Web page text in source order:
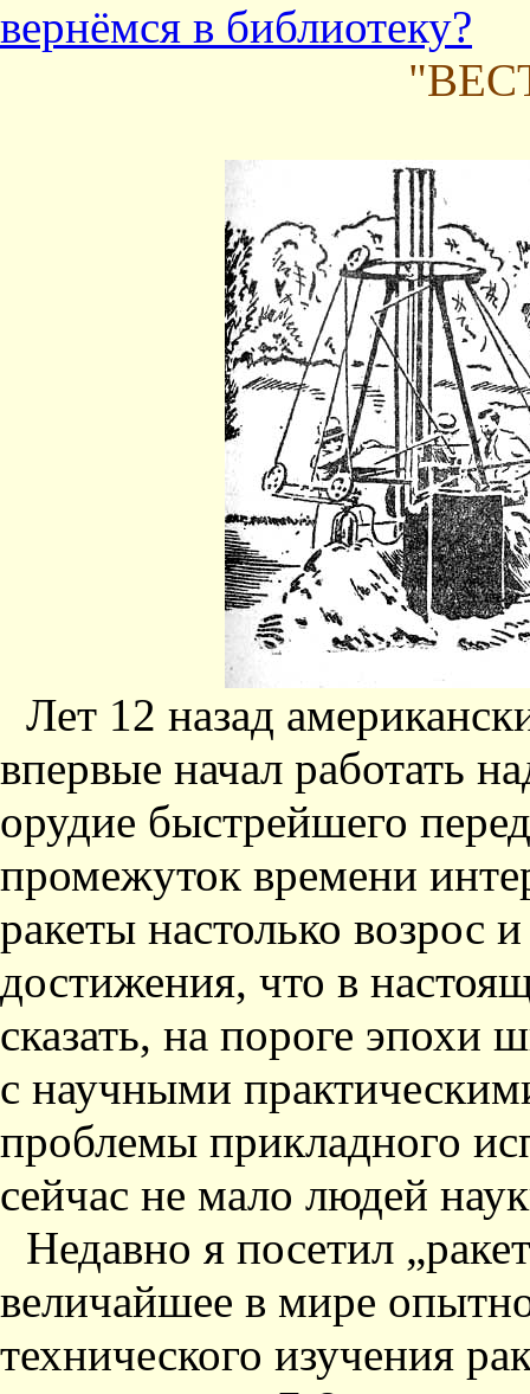
вернёмся в библиотеку?
Лет 12 назад
впервые начал работать
орудие быстрейшего
промежуток времени
ракеты настолько возрос
достижения, что в
сказать, на пороге эпохи
с научными
проблемы прикладного
сейчас не мало людей
Недавно я посетил
величайшее в мире
технического изучения